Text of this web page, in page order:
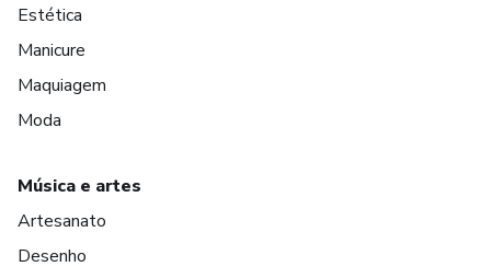
Estética
Manicure
Maquiagem
Moda
Música e artes
Artesanato
Desenho